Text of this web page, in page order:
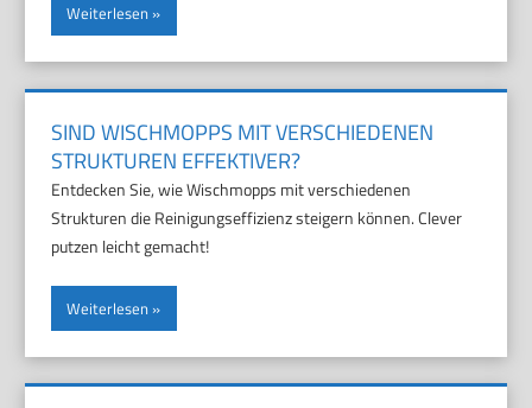
Weiterlesen
SIND WISCHMOPPS MIT VERSCHIEDENEN
STRUKTUREN EFFEKTIVER?
Entdecken Sie, wie Wischmopps mit verschiedenen
Strukturen die Reinigungseffizienz steigern können. Clever
putzen leicht gemacht!
Weiterlesen